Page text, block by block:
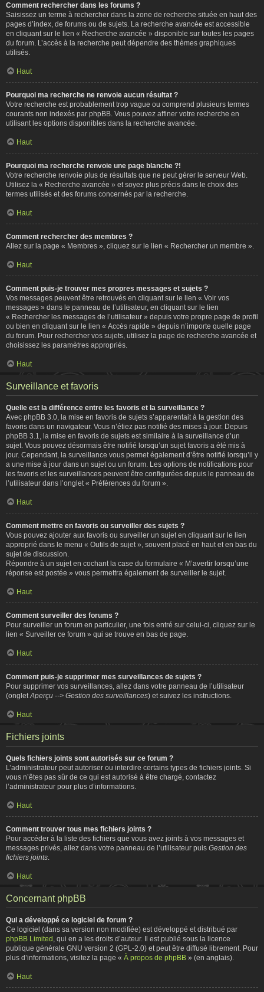
Comment rechercher dans les forums ?
Saisissez un terme à rechercher dans la zone de recherche située en haut des
pages d’index, de forums ou de sujets. La recherche avancée est accessible
en cliquant sur le lien « Recherche avancée » disponible sur toutes les pages
du forum. L’accès à la recherche peut dépendre des thèmes graphiques
utilisés.
Haut
Pourquoi ma recherche ne renvoie aucun résultat ?
Votre recherche est probablement trop vague ou comprend plusieurs termes
courants non indexés par phpBB. Vous pouvez affiner votre recherche en
utilisant les options disponibles dans la recherche avancée.
Haut
Pourquoi ma recherche renvoie une page blanche ?!
Votre recherche renvoie plus de résultats que ne peut gérer le serveur Web.
Utilisez la « Recherche avancée » et soyez plus précis dans le choix des
termes utilisés et des forums concernés par la recherche.
Haut
Comment rechercher des membres ?
Allez sur la page « Membres », cliquez sur le lien « Rechercher un membre ».
Haut
Comment puis-je trouver mes propres messages et sujets ?
Vos messages peuvent être retrouvés en cliquant sur le lien « Voir vos
messages » dans le panneau de l’utilisateur, en cliquant sur le lien
« Rechercher les messages de l’utilisateur » depuis votre propre page de profil
ou bien en cliquant sur le lien « Accès rapide » depuis n’importe quelle page
du forum. Pour rechercher vos sujets, utilisez la page de recherche avancée et
choisissez les paramètres appropriés.
Haut
Surveillance et favoris
Quelle est la différence entre les favoris et la surveillance ?
Avec phpBB 3.0, la mise en favoris de sujets s’apparentait à la gestion des
favoris dans un navigateur. Vous n’étiez pas notifié des mises à jour. Depuis
phpBB 3.1, la mise en favoris de sujets est similaire à la surveillance d’un
sujet. Vous pouvez désormais être notifié lorsqu’un sujet favoris a été mis à
jour. Cependant, la surveillance vous permet également d’être notifié lorsqu’il y
a une mise à jour dans un sujet ou un forum. Les options de notifications pour
les favoris et les surveillances peuvent être configurées depuis le panneau de
l’utilisateur dans l’onglet « Préférences du forum ».
Haut
Comment mettre en favoris ou surveiller des sujets ?
Vous pouvez ajouter aux favoris ou surveiller un sujet en cliquant sur le lien
approprié dans le menu « Outils de sujet », souvent placé en haut et en bas du
sujet de discussion.
Répondre à un sujet en cochant la case du formulaire « M’avertir lorsqu’une
réponse est postée » vous permettra également de surveiller le sujet.
Haut
Comment surveiller des forums ?
Pour surveiller un forum en particulier, une fois entré sur celui-ci, cliquez sur le
lien « Surveiller ce forum » qui se trouve en bas de page.
Haut
Comment puis-je supprimer mes surveillances de sujets ?
Pour supprimer vos surveillances, allez dans votre panneau de l’utilisateur
(onglet Aperçu --> Gestion des surveillances) et suivez les instructions.
Haut
Fichiers joints
Quels fichiers joints sont autorisés sur ce forum ?
L’administrateur peut autoriser ou interdire certains types de fichiers joints. Si
vous n’êtes pas sûr de ce qui est autorisé à être chargé, contactez
l’administrateur pour plus d’informations.
Haut
Comment trouver tous mes fichiers joints ?
Pour accéder à la liste des fichiers que vous avez joints à vos messages et
messages privés, allez dans votre panneau de l’utilisateur puis Gestion des
fichiers joints
Haut
Concernant phpBB
Qui a développé ce logiciel de forum ?
Ce logiciel (dans sa version non modifiée) est développé et distribué par
phpBB Limited , qui en a les droits d’auteur. Il est publié sous la licence
publique générale GNU version 2 (GPL-2.0) et peut être diffusé librement. Pour
plus d’informations, visitez la page « À propos de phpBB » (en anglais).
Haut